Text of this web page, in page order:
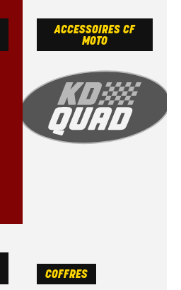
ACCESSOIRES CF
MOTO
COFFRES